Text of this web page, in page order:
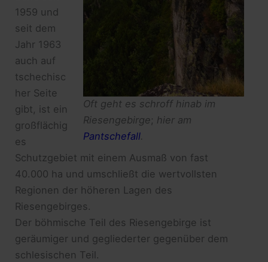
Oft geht es schroff hinab im
Riesengebirge; hier am
Pantschefall.
1959 und
seit dem
Jahr 1963
auch auf
tschechisc
her Seite
gibt, ist ein
großflächig
es
Schutzgebiet mit einem Ausmaß von fast
40.000 ha und umschließt die wertvollsten
Regionen der höheren Lagen des
Riesengebirges.
Der böhmische Teil des Riesengebirge ist
geräumiger und gegliederter gegenüber dem
schlesischen Teil.